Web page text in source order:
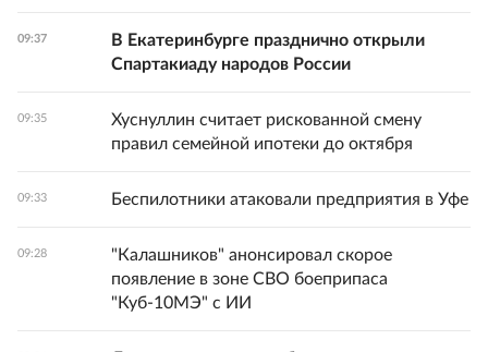
09:37
В Екатеринбурге празднично открыли
Спартакиаду народов России
09:35
Хуснуллин считает рискованной смену
правил семейной ипотеки до октября
09:33 Беспилотники атаковали предприятия в Уфе
09:28
"Калашников" анонсировал скорое
появление в зоне СВО боеприпаса
"Куб-10МЭ" с ИИ